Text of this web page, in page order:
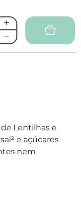
Lentilhas e
e açúcares
nem